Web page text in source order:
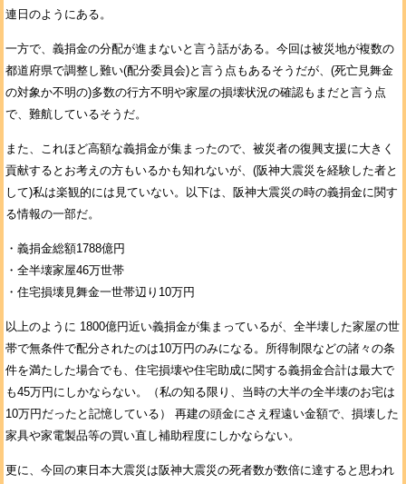
連日のようにある。
一方で、義捐金の分配が進まないと言う話がある。今回は被災地が複数の
都道府県で調整し難い(配分委員会)と言う点もあるそうだが、(死亡見舞金
の対象か不明の)多数の行方不明や家屋の損壊状況の確認もまだと言う点
で、難航しているそうだ。
また、これほど高額な義捐金が集まったので、被災者の復興支援に大きく
貢献するとお考えの方もいるかも知れないが、(阪神大震災を経験した者と
して)私は楽観的には見ていない。以下は、阪神大震災の時の義捐金に関す
る情報の一部だ。
・義捐金総額1788億円
・全半壊家屋46万世帯
・住宅損壊見舞金一世帯辺り10万円
以上のように 1800億円近い義捐金が集まっているが、全半壊した家屋の世
帯で無条件で配分されたのは10万円のみになる。所得制限などの諸々の条
件を満たした場合でも、住宅損壊や住宅助成に関する義捐金合計は最大で
も45万円にしかならない。（私の知る限り、当時の大半の全半壊のお宅は
10万円だったと記憶している） 再建の頭金にさえ程遠い金額で、損壊した
家具や家電製品等の買い直し補助程度にしかならない。
更に、今回の東日本大震災は阪神大震災の死者数が数倍に達すると思われ